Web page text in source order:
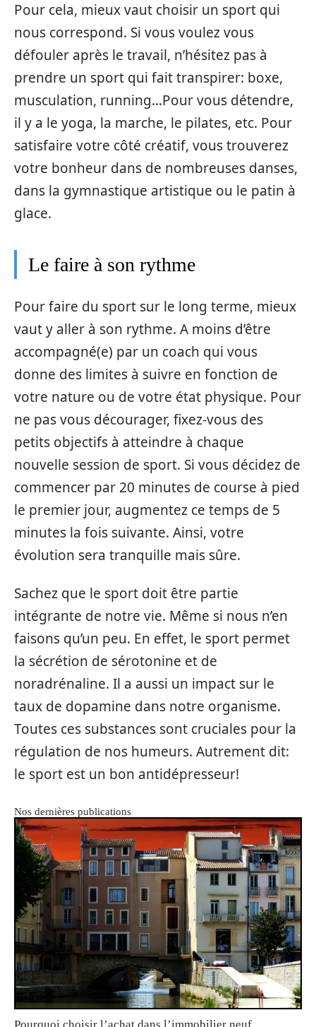
Pour cela, mieux vaut choisir un sport qui
nous correspond. Si vous voulez vous
défouler après le travail, n’hésitez pas à
prendre un sport qui fait transpirer: boxe,
musculation, running…Pour vous détendre,
il y a le yoga, la marche, le pilates, etc. Pour
satisfaire votre côté créatif, vous trouverez
votre bonheur dans de nombreuses danses,
dans la gymnastique artistique ou le patin à
glace.
Le faire à son rythme
Pour faire du sport sur le long terme, mieux
vaut y aller à son rythme. A moins d’être
accompagné(e) par un coach qui vous
donne des limites à suivre en fonction de
votre nature ou de votre état physique. Pour
ne pas vous décourager, fixez-vous des
petits objectifs à atteindre à chaque
nouvelle session de sport. Si vous décidez de
commencer par 20 minutes de course à pied
le premier jour, augmentez ce temps de 5
minutes la fois suivante. Ainsi, votre
évolution sera tranquille mais sûre.
Sachez que le sport doit être partie
intégrante de notre vie. Même si nous n’en
faisons qu’un peu. En effet, le sport permet
la sécrétion de sérotonine et de
noradrénaline. Il a aussi un impact sur le
taux de dopamine dans notre organisme.
Toutes ces substances sont cruciales pour la
régulation de nos humeurs. Autrement dit:
le sport est un bon antidépresseur!
Nos dernières publications